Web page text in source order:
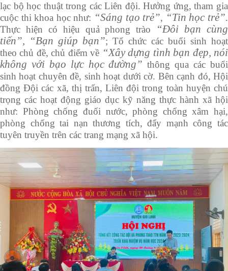
lạc bộ học thuật trong các Liên đội.Hưởng ứng, tham gia
cuộc thi khoa học như: “Sáng tạo trẻ”, “Tin học trẻ”.
Thực hiện có hiệu quả phong trào
“Đôi bạn cùng
tiến”, “Bạn giúp bạn”; Tổ chức các buổi sinh hoạt
theo chủ đề, chủ điểm về “Xây dựng tình bạn đẹp, nói
không với bạo lực học đường” thông qua các buổi
sinh hoạt chuyên đề, sinh hoạt dưới cờ. Bên cạnh đó, Hội
đồng Đội các xã, thị trấn, Liên đội trong toàn huyện chú
trọng các hoạt động giáo dục kỹ năng thực hành xã hội
như: Phòng chống đuối nước, phòng chống xâm hại,
phòng chống tai nạn thương tích, đẩy mạnh công tác
tuyên truyền trên các trang mạng xã hội.